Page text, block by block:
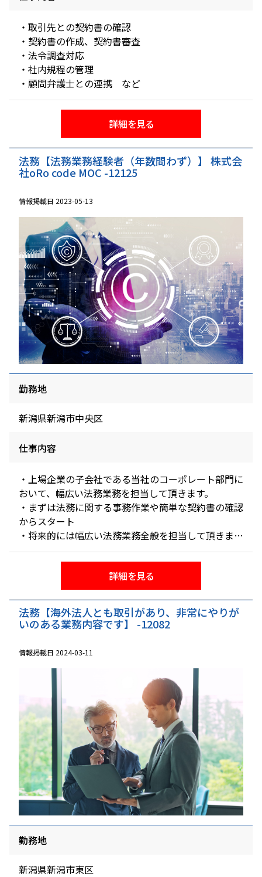
・取引先との契約書の確認
・契約書の作成、契約書審査
・法令調査対応
・社内規程の管理
・顧問弁護士との連携 など
詳細を見る
法務【法務業務経験者（年数問わず）】 株式会
社oRo code MOC -12125
情報掲載日 2023-05-13
勤務地
新潟県新潟市中央区
仕事内容
・上場企業の子会社である当社のコーポレート部門に
おいて、幅広い法務業務を担当して頂きます。
・まずは法務に関する事務作業や簡単な契約書の確認
からスタート
・将来的には幅広い法務業務全般を担当して頂きます
例えば：社内規定整備、法律に関する社内窓口、企業
の法的手続き業務、トラブル対応など
詳細を見る
法務【海外法人とも取引があり、非常にやりが
いのある業務内容です】 -12082
情報掲載日 2024-03-11
勤務地
新潟県新潟市東区